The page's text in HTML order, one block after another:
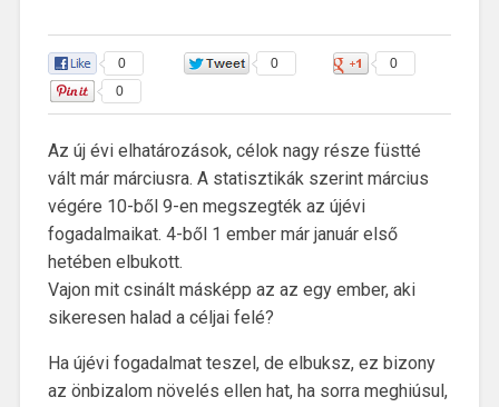
0 0
0
0
Az új évi elhatározások, célok nagy része füstté
vált már márciusra. A statisztikák szerint március
végére 10-ből 9-en megszegték az újévi
fogadalmaikat. 4-ből 1 ember már január első
hetében elbukott.
Vajon mit csinált másképp az az egy ember, aki
sikeresen halad a céljai felé?
Ha újévi fogadalmat teszel, de elbuksz, ez bizony
az önbizalom növelés ellen hat, ha sorra meghiúsul,